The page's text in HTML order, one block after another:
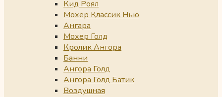
Кид Роял
Мохер Классик Нью
Ангара
Мохер Голд
Кролик Ангора
Банни
Ангора Голд
Ангора Голд Батик
Воздушная